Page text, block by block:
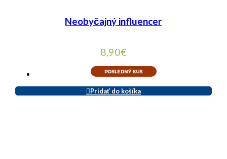
Neobyčajný influencer
8,90€
Pridať do košíka